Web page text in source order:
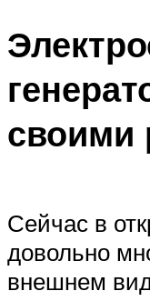
своими
Сейчас в
довольно
внешнем